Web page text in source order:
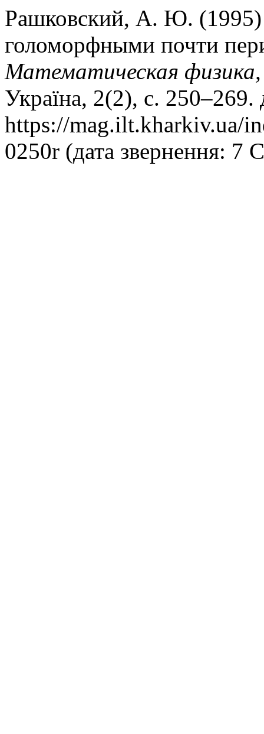
Рашковский, А. Ю. (1995)
голоморфными почти
Математическая физика,
Україна, 2(2), с. 250–269.
https://mag.ilt.kharkiv.ua/
0250r (дата звернення: 7